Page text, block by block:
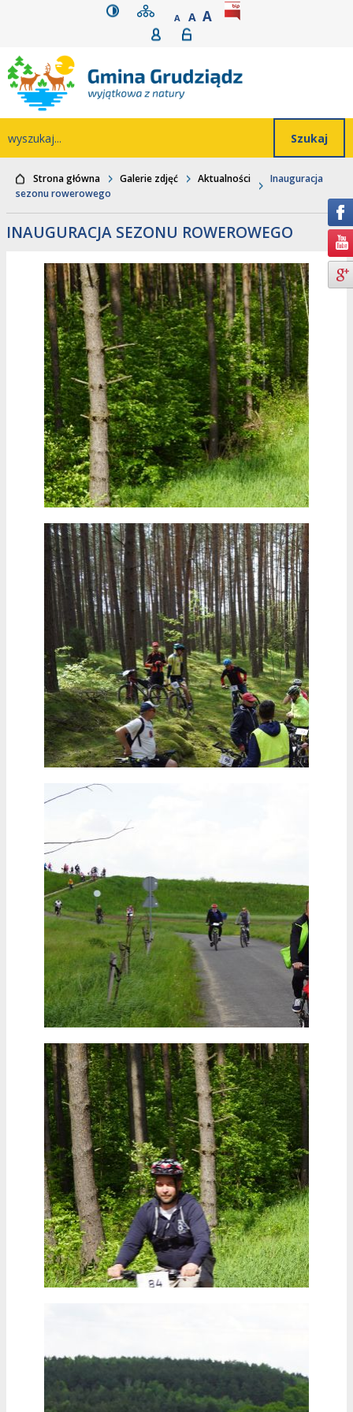
Przejdź do głównego
Przejdź do treści
Przejdź do
wyszukiwarki
Przejdź do mapywersja kontrastowa
mapa serwisu
A POMNIEJSZ CZCIONKĘ
A STANDARDOWY ROZMIAR
A POWIĘKSZ
rozmiar czcionki
Rejestracja
Strona główna Galerie zdjęć Aktualności
Inauguracja
sezonu rowerowego
INAUGURACJA SEZONU ROWEROWEGO